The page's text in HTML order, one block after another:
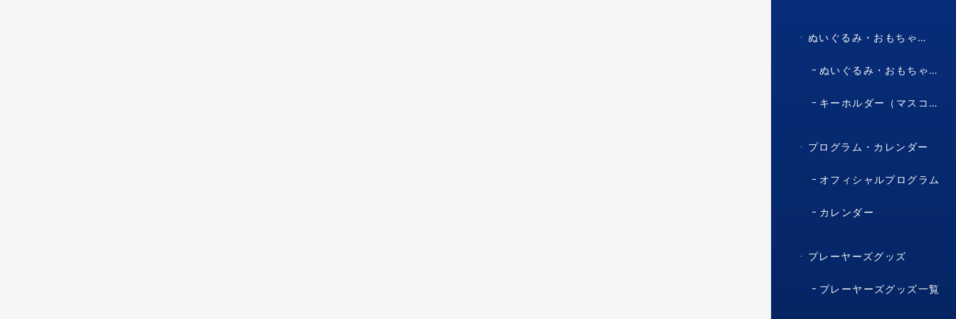
ぬいぐるみ・おもちゃ・マスコット・キャラクター
ぬいぐるみ・おもちゃ（マスコット・キャラクター）
キーホルダー（マスコット・キャラクター）
プログラム・カレンダー
オフィシャルプログラム
カレンダー
プレーヤーズグッズ
プレーヤーズグッズ一覧